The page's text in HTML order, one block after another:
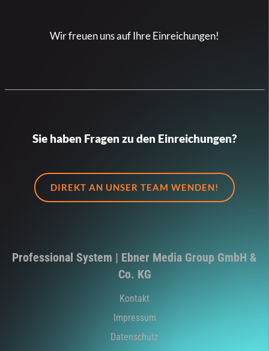
Wir freuen uns auf Ihre Einreichungen!
Sie haben Fragen zu den Einreichungen?
DIREKT AN UNSER TEAM WENDEN!
Professional System | Ebner Media Group GmbH &
Co. KG
Kontakt
Impressum
Datenschutz